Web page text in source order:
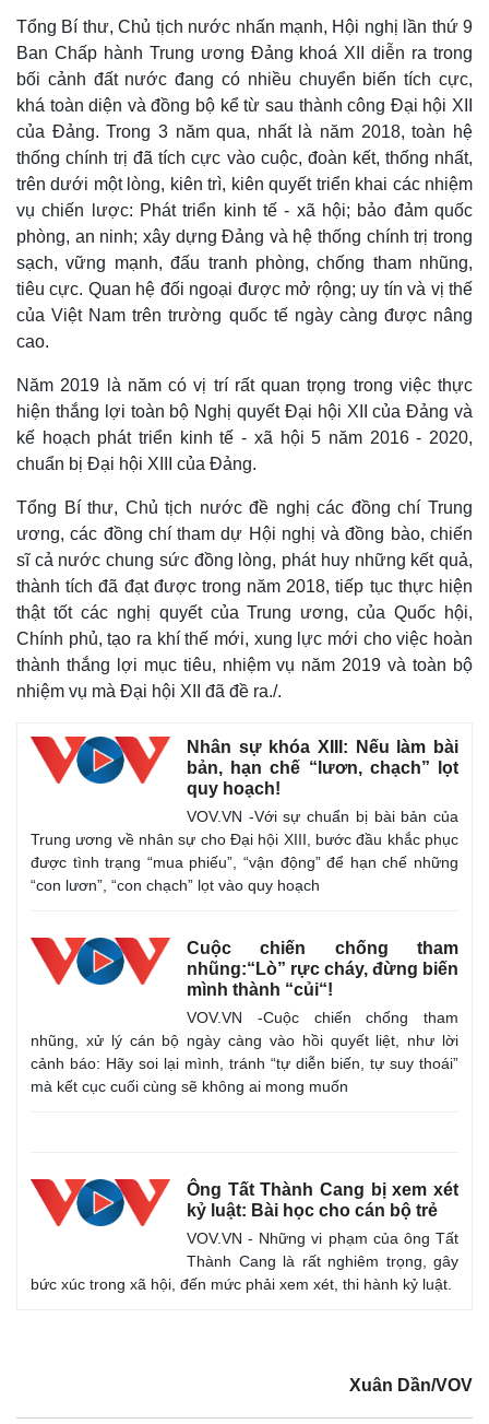
Kinh tế
Bất động sản
Thị trường
Giá vàng
Tiêu dùng
Tỷ giá
Chứng khoán
Giá cà phê
Tổng Bí thư, Chủ tịch nước nhấn mạnh, Hội nghị lần thứ 9
Ban Chấp hành Trung ương Đảng khoá XII diễn ra trong
bối cảnh đất nước đang có nhiều chuyển biến tích cực,
khá toàn diện và đồng bộ kể từ sau thành công Đại hội XII
của Đảng. Trong 3 năm qua, nhất là năm 2018, toàn hệ
thống chính trị đã tích cực vào cuộc, đoàn kết, thống nhất,
trên dưới một lòng, kiên trì, kiên quyết triển khai các nhiệm
vụ chiến lược: Phát triển kinh tế - xã hội; bảo đảm quốc
phòng, an ninh; xây dựng Đảng và hệ thống chính trị trong
sạch, vững mạnh, đấu tranh phòng, chống tham nhũng,
tiêu cực. Quan hệ đối ngoại được mở rộng; uy tín và vị thế
của Việt Nam trên trường quốc tế ngày càng được nâng
cao.
Năm 2019 là năm có vị trí rất quan trọng trong việc thực
hiện thắng lợi toàn bộ Nghị quyết Đại hội XII của Đảng và
kế hoạch phát triển kinh tế - xã hội 5 năm 2016 - 2020,
chuẩn bị Đại hội XIII của Đảng.
Tổng Bí thư, Chủ tịch nước đề nghị các đồng chí Trung
ương, các đồng chí tham dự Hội nghị và đồng bào, chiến
sĩ cả nước chung sức đồng lòng, phát huy những kết quả,
thành tích đã đạt được trong năm 2018, tiếp tục thực hiện
thật tốt các nghị quyết của Trung ương, của Quốc hội,
Chính phủ, tạo ra khí thế mới, xung lực mới cho việc hoàn
thành thắng lợi mục tiêu, nhiệm vụ năm 2019 và toàn bộ
nhiệm vụ mà Đại hội XII đã đề ra./.
Nhân sự khóa XIII: Nếu làm bài
bản, hạn chế “lươn, chạch” lọt
quy hoạch!
VOV.VN -Với sự chuẩn bị bài bản của
Trung ương về nhân sự cho Đại hội XIII, bước đầu khắc phục
được tình trạng “mua phiếu”, “vận động” để hạn chế những
“con lươn”, “con chạch” lọt vào quy hoạch
Cuộc chiến chống tham
nhũng:“Lò” rực cháy, đừng biến
mình thành “củi“!
VOV.VN -Cuộc chiến chống tham
nhũng, xử lý cán bộ ngày càng vào hồi quyết liệt, như lời
cảnh báo: Hãy soi lại mình, tránh “tự diễn biến, tự suy thoái”
mà kết cục cuối cùng sẽ không ai mong muốn
Ông Tất Thành Cang bị xem xét
kỷ luật: Bài học cho cán bộ trẻ
VOV.VN - Những vi phạm của ông Tất
Thành Cang là rất nghiêm trọng, gây
bức xúc trong xã hội, đến mức phải xem xét, thi hành kỷ luật.
Xuân Dần/VOV